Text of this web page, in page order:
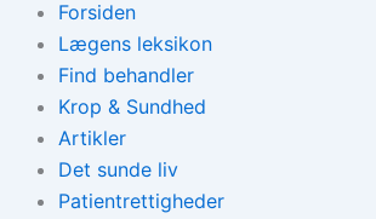
Forsiden
Lægens leksikon
Find behandler
Krop & Sundhed
Artikler
Det sunde liv
Patientrettigheder